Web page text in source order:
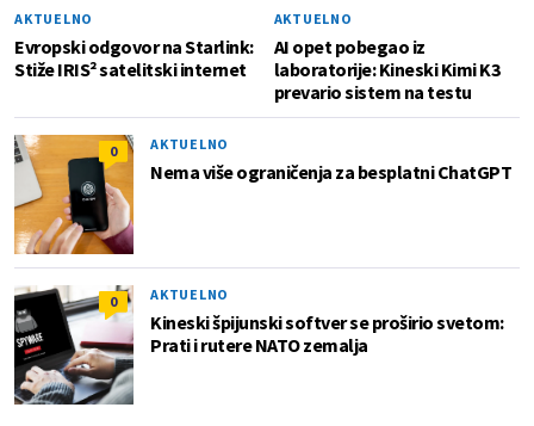
AKTUELNO
Evropski odgovor na Starlink:
Stiže IRIS² satelitski internet
AKTUELNO
AI opet pobegao iz
laboratorije: Kineski Kimi K3
prevario sistem na testu
0 AKTUELNO
Nema više ograničenja za besplatni ChatGPT
0 AKTUELNO
Kineski špijunski softver se proširio svetom:
Prati i rutere NATO zemalja